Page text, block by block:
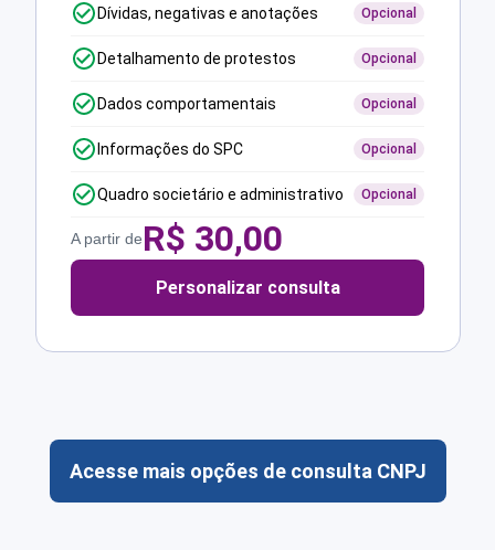
Dívidas, negativas e anotações Opcional
Detalhamento de protestos Opcional
Dados comportamentais Opcional
Informações do SPC Opcional
Quadro societário e administrativo Opcional
A partir deR$ 30,00
Personalizar consulta
Acesse mais opções de consulta CNPJ